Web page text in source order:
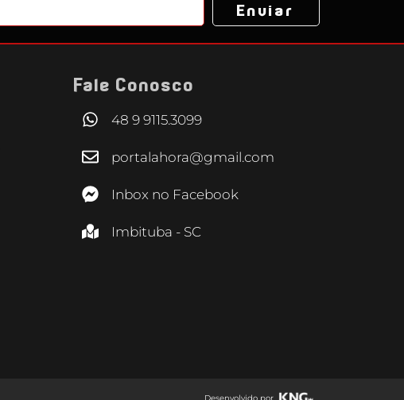
Enviar
Fale Conosco
48 9 9115.3099
portalahora@gmail.com
Inbox no Facebook
Imbituba - SC
Desenvolvido por